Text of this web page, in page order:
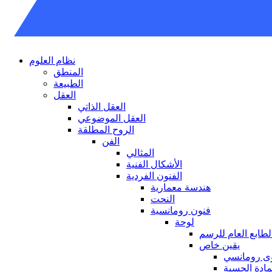
نظام العلوم
المنطق
الطبيعة
العقل
العقل الذاتي
العقل الموضوعي
الروح المطلقة
الفن
المثالي
الأشكال الفنية
الفنون الفردية
هندسة معمارية
النحت
فنون رومانسية
لوحة
الطابع العام للرسم
يقين خاص
رومانسي
الحسية